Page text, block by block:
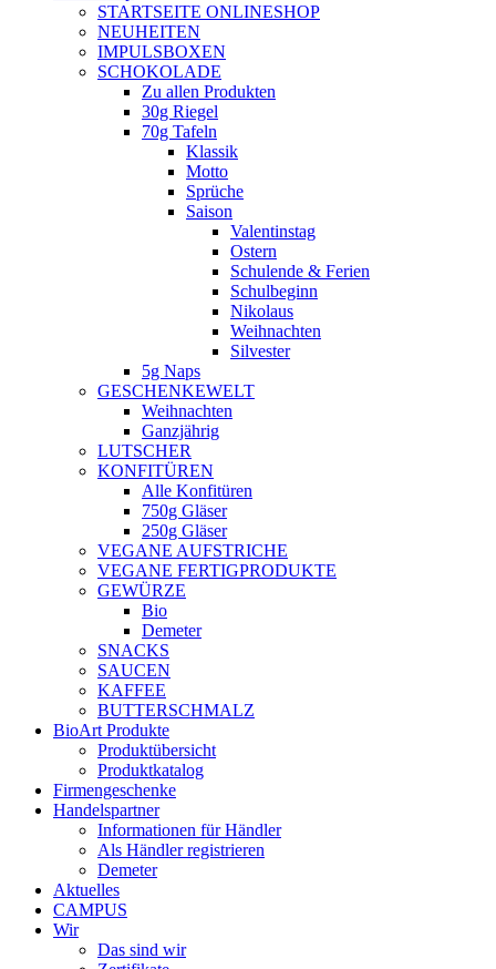
STARTSEITE ONLINESHOP
NEUHEITEN
IMPULSBOXEN
SCHOKOLADE
Zu allen Produkten
30g Riegel
70g Tafeln
Klassik
Motto
Sprüche
Saison
Valentinstag
Ostern
Schulende & Ferien
Schulbeginn
Nikolaus
Weihnachten
Silvester
5g Naps
GESCHENKEWELT
Weihnachten
Ganzjährig
LUTSCHER
KONFITÜREN
Alle Konfitüren
750g Gläser
250g Gläser
VEGANE AUFSTRICHE
VEGANE FERTIGPRODUKTE
GEWÜRZE
Bio
Demeter
SNACKS
SAUCEN
KAFFEE
BUTTERSCHMALZ
BioArt Produkte
Produktübersicht
Produktkatalog
Firmengeschenke
Handelspartner
Informationen für Händler
Als Händler registrieren
Demeter
Aktuelles
CAMPUS
Wir
Das sind wir